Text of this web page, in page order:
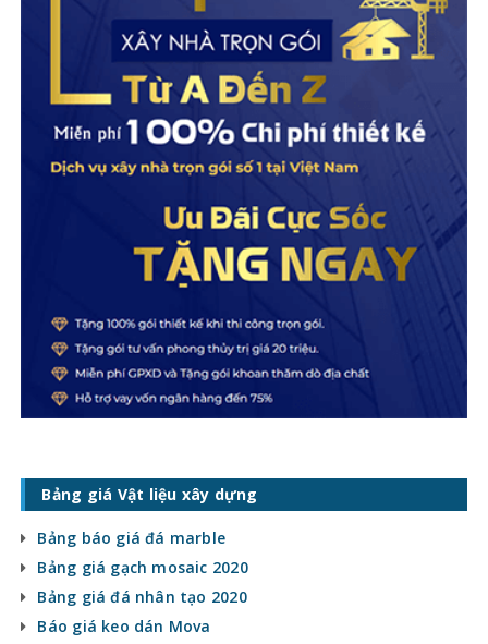
Bảng giá Vật liệu xây dựng
Bảng báo giá đá marble
Bảng giá gạch mosaic 2020
Bảng giá đá nhân tạo 2020
Báo giá keo dán Mova